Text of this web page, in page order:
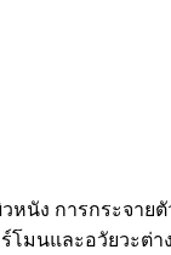
นัง การกระจา
นและอวัยวะต่าง